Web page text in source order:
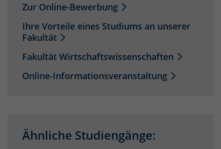
Zur Online-Bewerbung
Ihre Vorteile eines Studiums an unserer
Fakultät
Fakultät Wirtschaftswissenschaften
Online-Informationsveranstaltung
Ähnliche Studiengänge: